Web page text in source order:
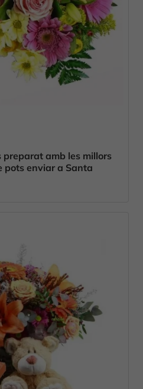
preparat amb les millors
pots enviar a Santa